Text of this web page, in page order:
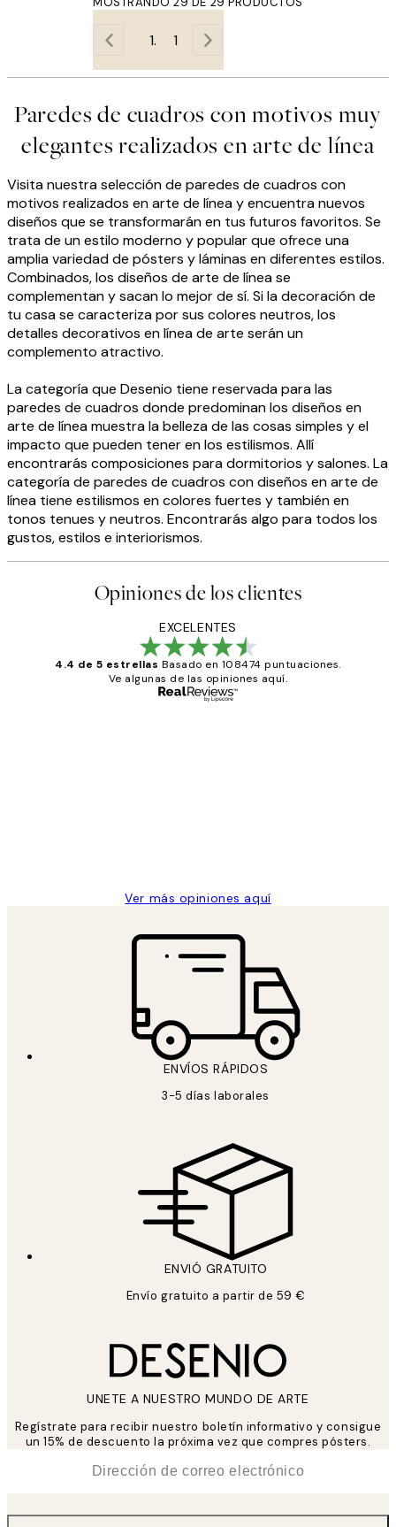
1
Paredes de cuadros con motivos muy
elegantes realizados en arte de línea
Visita nuestra selección de paredes de cuadros con
motivos realizados en arte de línea y encuentra nuevos
diseños que se transformarán en tus futuros favoritos. Se
trata de un estilo moderno y popular que ofrece una
amplia variedad de pósters y láminas en diferentes estilos.
Combinados, los diseños de arte de línea se
complementan y sacan lo mejor de sí. Si la decoración de
tu casa se caracteriza por sus colores neutros, los
detalles decorativos en línea de arte serán un
complemento atractivo.
La categoría que Desenio tiene reservada para las
paredes de cuadros donde predominan los diseños en
arte de línea muestra la belleza de las cosas simples y el
impacto que pueden tener en los estilismos. Allí
encontrarás composiciones para dormitorios y salones. La
categoría de paredes de cuadros con diseños en arte de
línea tiene estilismos en colores fuertes y también en
tonos tenues y neutros. Encontrarás algo para todos los
gustos, estilos e interiorismos.
Opiniones de los clientes
EXCELENTES
4.4 de 5 estrellas Basado en 108474 puntuaciones.
Ve algunas de las opiniones aquí.
Ver más opiniones aquí
ENVÍOS RÁPIDOS
3-5 días laborales
ENVIÓ GRATUITO
Envío gratuito a partir de 59 €
UNETE A NUESTRO MUNDO DE ARTE
Regístrate para recibir nuestro boletín informativo y consigue
un 15% de descuento la próxima vez que compres pósters.